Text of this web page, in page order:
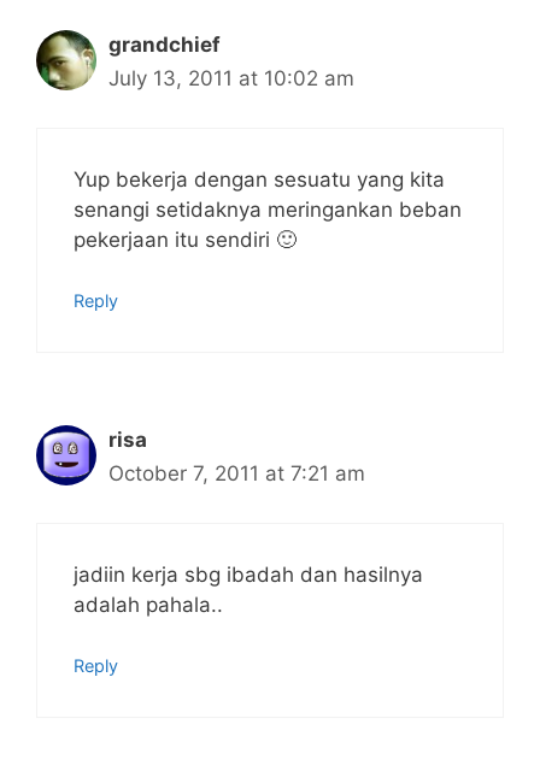
grandchief
July 13, 2011 at 10:02 am
Yup bekerja dengan sesuatu yang kita
senangi setidaknya meringankan beban
pekerjaan itu sendiri 🙂
Reply
risa
October 7, 2011 at 7:21 am
jadiin kerja sbg ibadah dan hasilnya
adalah pahala..
Reply